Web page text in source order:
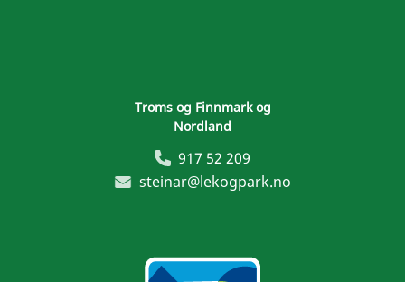
Troms og Finnmark og
Nordland
917 52 209
steinar@lekogpark.no